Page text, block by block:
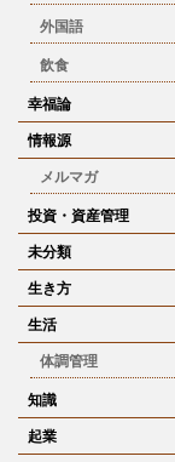
外国語
飲食
幸福論
情報源
メルマガ
投資・資産管理
未分類
生き方
生活
体調管理
知識
起業